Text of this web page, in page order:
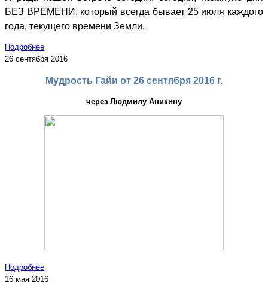
БЕЗ ВРЕМЕНИ, который всегда бывает 25 июля каждого
года, текущего времени Земли.
Подробнее
26 сентября 2016
Мудрость Гайи от 26 сентября 2016 г.
через Людмилу Аникину
Подробнее
16 мая 2016